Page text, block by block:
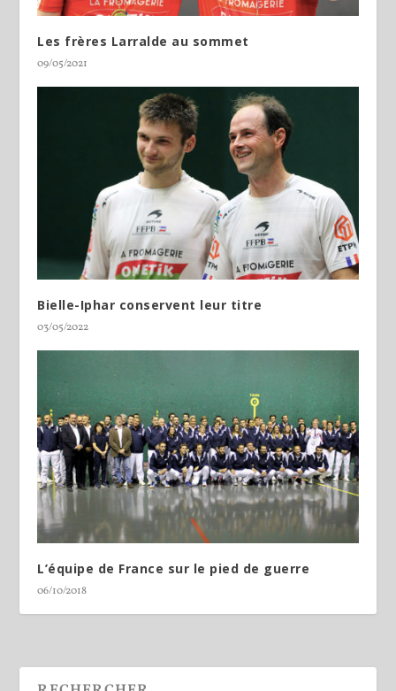
Les frères Larralde au sommet
09/05/2021
Bielle-Iphar conservent leur titre
03/05/2022
L’équipe de France sur le pied de guerre
06/10/2018